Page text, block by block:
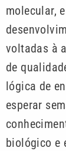
molecular,
voltadas à
de
lógica de
esperar
biológico e